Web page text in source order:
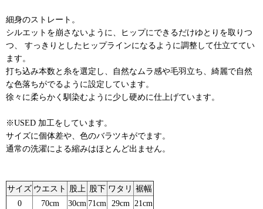
細身のストレート。
シルエットを崩さないように、ヒップにできるだけゆとりを取りつ
つ、 すっきりとしたヒップラインになるように調整して仕立ててい
ます。
打ち込み本数と糸を選定し、自然なムラ感や毛羽立ち、綺麗で自然
な色落ちがでるように設定しています。
徐々に柔らかく馴染むように少し硬めに仕上げています。
※USED 加工をしています。
サイズに個体差や、色のバラツキがでます。
通常の洗濯による縮みはほとんど出ません。
サイズ ウエスト 股上 股下 ワタリ 裾幅
0
70cm 30cm 71cm 29cm 21cm